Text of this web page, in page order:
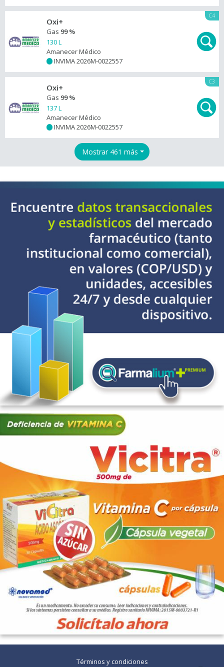
C4
Oxi+
Gas 99 %
130 L
Amanecer Médico
INVIMA 2026M-0022557
C3
Oxi+
Gas 99 %
137 L
Amanecer Médico
INVIMA 2026M-0022557
Mostrar 461 más
Términos y condiciones